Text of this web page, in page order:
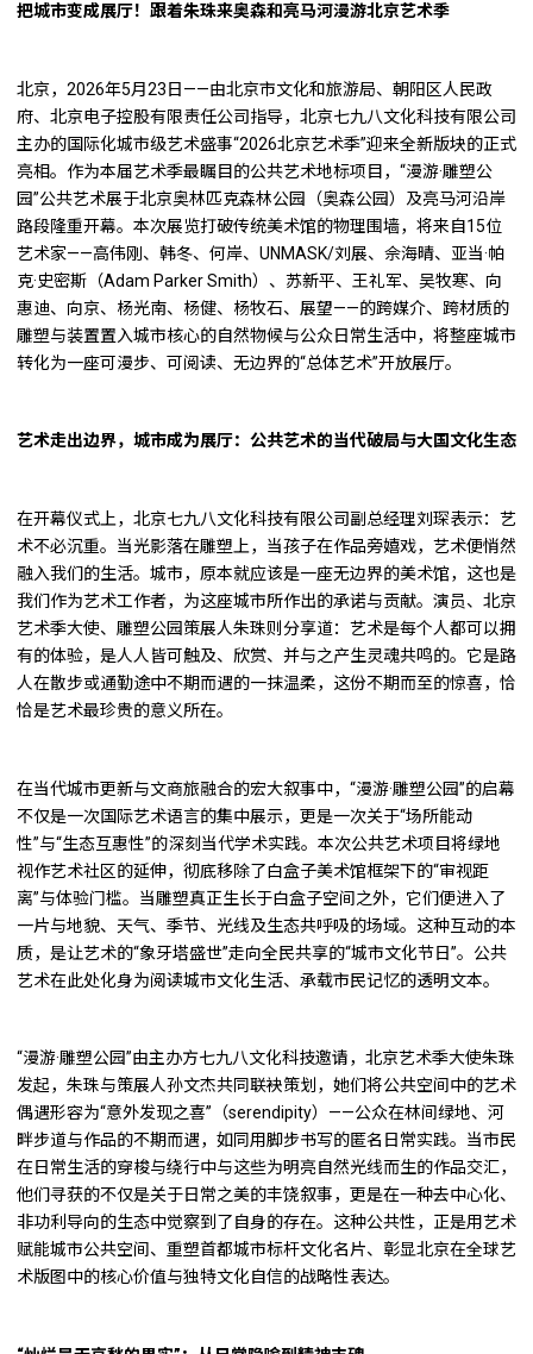
把城市变成展厅！跟着朱珠来奥森和亮马河漫游北京艺术季
北京，2026年5月23日——由北京市文化和旅游局、朝阳区人民政
府、北京电子控股有限责任公司指导，北京七九八文化科技有限公司
主办的国际化城市级艺术盛事“2026北京艺术季”迎来全新版块的正式
亮相。作为本届艺术季最瞩目的公共艺术地标项目，“漫游·雕塑公
园”公共艺术展于北京奥林匹克森林公园（奥森公园）及亮马河沿岸
路段隆重开幕。本次展览打破传统美术馆的物理围墙，将来自15位
艺术家——高伟刚、韩冬、何岸、UNMASK/刘展、佘海晴、亚当·帕
克·史密斯（Adam Parker Smith）、苏新平、王礼军、吴牧寒、向
惠迪、向京、杨光南、杨健、杨牧石、展望——的跨媒介、跨材质的
雕塑与装置置入城市核心的自然物候与公众日常生活中，将整座城市
转化为一座可漫步、可阅读、无边界的“总体艺术”开放展厅。
艺术走出边界，城市成为展厅：公共艺术的当代破局与大国文化生态
在开幕仪式上，北京七九八文化科技有限公司副总经理刘琛表示：艺
术不必沉重。当光影落在雕塑上，当孩子在作品旁嬉戏，艺术便悄然
融入我们的生活。城市，原本就应该是一座无边界的美术馆，这也是
我们作为艺术工作者，为这座城市所作出的承诺与贡献。演员、北京
艺术季大使、雕塑公园策展人朱珠则分享道：艺术是每个人都可以拥
有的体验，是人人皆可触及、欣赏、并与之产生灵魂共鸣的。它是路
人在散步或通勤途中不期而遇的一抹温柔，这份不期而至的惊喜，恰
恰是艺术最珍贵的意义所在。
在当代城市更新与文商旅融合的宏大叙事中，“漫游·雕塑公园”的启幕
不仅是一次国际艺术语言的集中展示，更是一次关于“场所能动
性”与“生态互惠性”的深刻当代学术实践。本次公共艺术项目将绿地
视作艺术社区的延伸，彻底移除了白盒子美术馆框架下的“审视距
离”与体验门槛。当雕塑真正生长于白盒子空间之外，它们便进入了
一片与地貌、天气、季节、光线及生态共呼吸的场域。这种互动的本
质，是让艺术的“象牙塔盛世”走向全民共享的“城市文化节日”。公共
艺术在此处化身为阅读城市文化生活、承载市民记忆的透明文本。
“漫游·雕塑公园”由主办方七九八文化科技邀请，北京艺术季大使朱珠
发起，朱珠与策展人孙文杰共同联袂策划，她们将公共空间中的艺术
偶遇形容为“意外发现之喜”（serendipity）——公众在林间绿地、河
畔步道与作品的不期而遇，如同用脚步书写的匿名日常实践。当市民
在日常生活的穿梭与绕行中与这些为明亮自然光线而生的作品交汇，
他们寻获的不仅是关于日常之美的丰饶叙事，更是在一种去中心化、
非功利导向的生态中觉察到了自身的存在。这种公共性，正是用艺术
赋能城市公共空间、重塑首都城市标杆文化名片、彰显北京在全球艺
术版图中的核心价值与独特文化自信的战略性表达。